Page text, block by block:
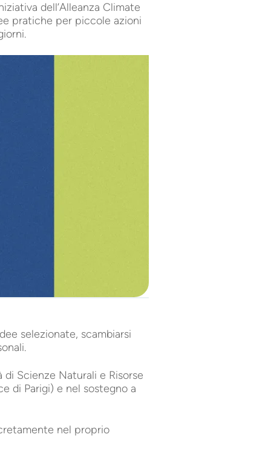
dell’Alleanza Climate
pratiche per piccole azioni
selezionate, scambiarsi
di Scienze Naturali e Risorse
di Parigi) e nel sostegno a
nel proprio